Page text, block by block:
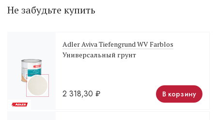
Не забудьте купить
Adler Aviva Tiefengrund WV Farblos
Универсальный грунт
2 318,30 ₽ В корзину